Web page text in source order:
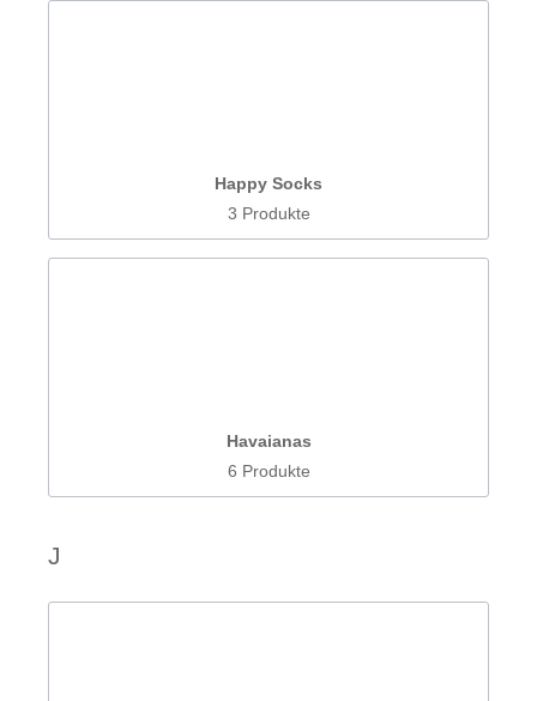
Happy Socks
3 Produkte
Havaianas
6 Produkte
J